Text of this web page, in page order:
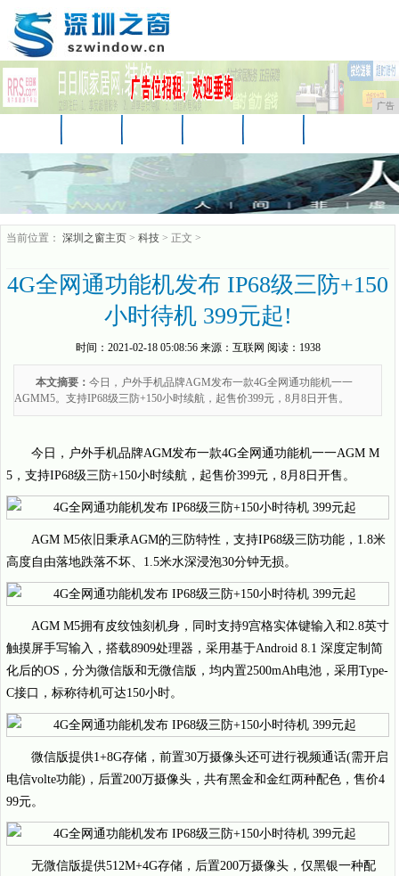
广告
家居 教育
当前位置： 深圳之窗主页 > 科技 > 正文 >
4G全网通功能机发布 IP68级三防+150
小时待机 399元起!
时间： 2021-02-18 05:08:56来源： 互联网 阅读：1938
本文摘要： 今日，户外手机品牌AGM发布一款4G全网通功能机一一
AGMM5。支持IP68级三防+150小时续航，起售价399元，8月8日开售。
今日，户外手机品牌AGM发布一款4G全网通功能机一一AGM M
5，支持IP68级三防+150小时续航，起售价399元，8月8日开售。
AGM M5依旧秉承AGM的三防特性，支持IP68级三防功能，1.8米
高度自由落地跌落不坏、1.5米水深浸泡30分钟无损。
AGM M5拥有皮纹蚀刻机身，同时支持9宫格实体键输入和2.8英寸
触摸屏手写输入，搭载8909处理器，采用基于Android 8.1 深度定制简
化后的OS，分为微信版和无微信版，均内置2500mAh电池，采用Type-
C接口，标称待机可达150小时。
微信版提供1+8G存储，前置30万摄像头还可进行视频通话(需开启
电信volte功能)，后置200万摄像头，共有黑金和金红两种配色，售价4
99元。
无微信版提供512M+4G存储，后置200万摄像头，仅黑银一种配